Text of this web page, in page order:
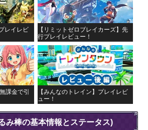
レイレビ
【リミットゼロブレイカーズ】先
行プレイレビュー！
課金で引
【みんなのトレイン】プレイレビ
ュー！
み棒の基本情報とステータス)